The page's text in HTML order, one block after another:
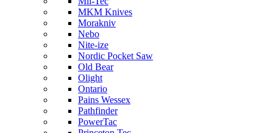
MKM Knives
Morakniv
Nebo
Nite-ize
Nordic Pocket Saw
Old Bear
Olight
Ontario
Pains Wessex
Pathfinder
PowerTac